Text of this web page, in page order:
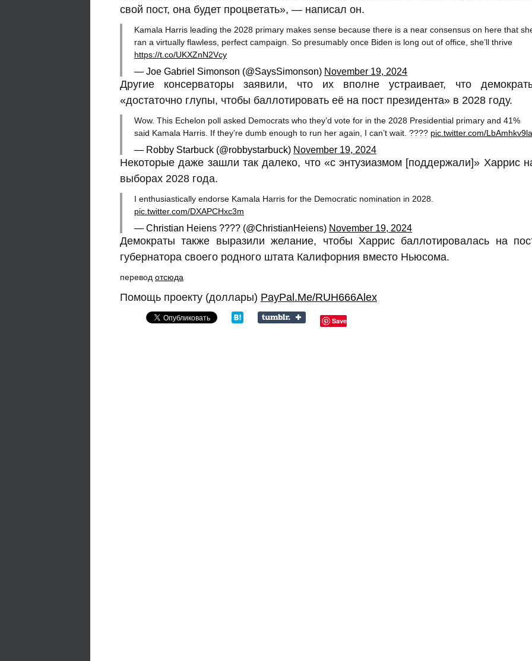
свой пост, она будет процветать», — написал он.
Kamala Harris leading the 2028 primary makes sense because there is a near consensus on here that
ran a virtually flawless, perfect campaign. So presumably once Biden is long out of office, she’ll thrive
https://t.co/UKXZnN2Vcy
— Joe Gabriel Simonson (@SaysSimonson) November 19, 2024
Другие консерваторы заявили, что их вполне устраивает, что
«достаточно глупы, чтобы баллотировать её на пост президента» в 2028 году.
Wow. This Echelon poll asked Democrats who they’d vote for in the 2028 Presidential primary and 41%
said Kamala Harris. If they’re dumb enough to run her again, I can’t wait. ???? pic.twitter.com/LbAmhkv9la
— Robby Starbuck (@robbystarbuck) November 19, 2024
Некоторые даже зашли так далеко, что «с энтузиазмом [поддержали]» Харрис
выборах 2028 года.
I enthusiastically endorse Kamala Harris for the Democratic nomination in 2028.
pic.twitter.com/DXAPCHxc3m
— Christian Heiens ???? (@ChristianHeiens) November 19, 2024
Демократы также выразили желание, чтобы Харрис баллотировалась на
губернатора своего родного штата Калифорния вместо Ньюсома.
перевод отсюда
Помощь проекту (доллары) PayPal.Me/RUH666Alex
Save